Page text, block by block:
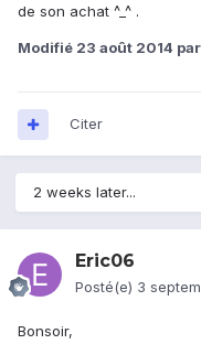
de son achat ^_^ .
Modifié 23 août 2014
Citer
2 weeks later...
Eric06
Posté(e) 3
Bonsoir,